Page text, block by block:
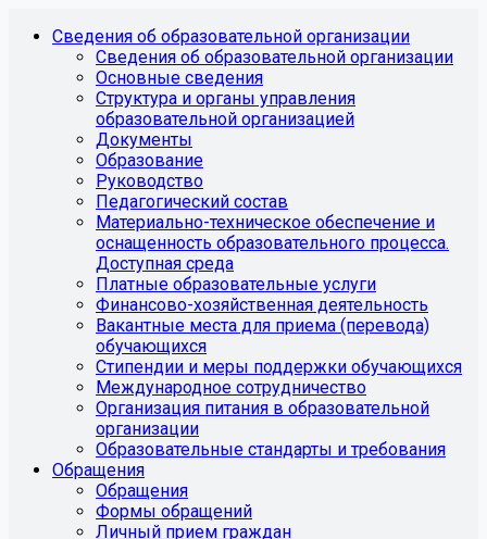
Сведения об образовательной организации
Сведения об образовательной организации
Основные сведения
Структура и органы управления
образовательной организацией
Документы
Образование
Руководство
Педагогический состав
Материально-техническое обеспечение и
оснащенность образовательного процесса.
Доступная среда
Платные образовательные услуги
Финансово-хозяйственная деятельность
Вакантные места для приема (перевода)
обучающихся
Стипендии и меры поддержки обучающихся
Международное сотрудничество
Организация питания в образовательной
организации
Образовательные стандарты и требования
Обращения
Обращения
Формы обращений
Личный прием граждан